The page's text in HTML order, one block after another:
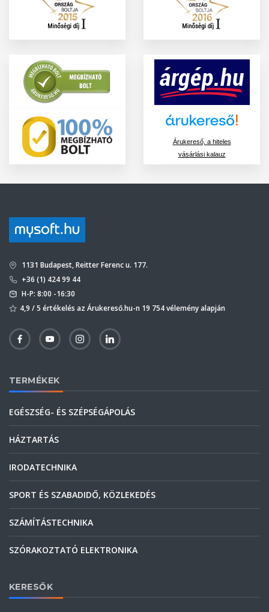
Árukereső, a hiteles
vásárlási kalauz
1131 Budapest, Reitter Ferenc u. 177.
+36 (1) 424 99 44
H-P: 8:00 -16:30
4,9 / 5 értékelés az Árukereső.hu-n 19 754 vélemény alapján
TERMÉKEK
EGÉSZSÉG- ÉS SZÉPSÉGÁPOLÁS
HÁZTARTÁS
IRODATECHNIKA
SPORT ÉS SZABADIDŐ, KÖZLEKEDÉS
SZÁMÍTÁSTECHNIKA
SZÓRAKOZTATÓ ELEKTRONIKA
KERESŐK